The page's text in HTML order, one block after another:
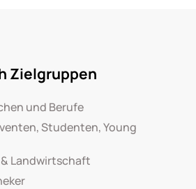
Zielgruppen
und Berufe
Studenten, Young
Landwirtschaft